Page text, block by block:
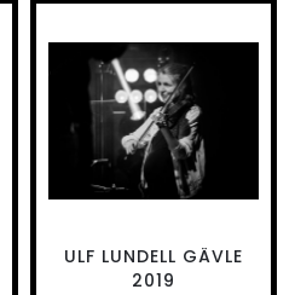
ULF LUNDELL GÄVLE
2019